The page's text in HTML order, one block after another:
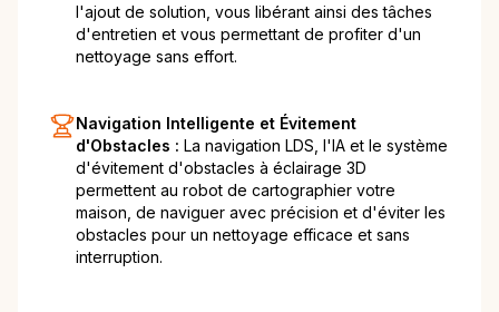
l'ajout de solution, vous libérant ainsi des tâches
d'entretien et vous permettant de profiter d'un
nettoyage sans effort.
Navigation Intelligente et Évitement
d'Obstacles : La navigation LDS, l'IA et le système
d'évitement d'obstacles à éclairage 3D
permettent au robot de cartographier votre
maison, de naviguer avec précision et d'éviter les
obstacles pour un nettoyage efficace et sans
interruption.